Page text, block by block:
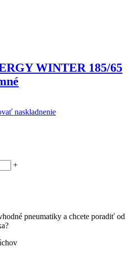
WINTER 185/65
naskladnenie
+
pneumatiky a chcete poradiť od